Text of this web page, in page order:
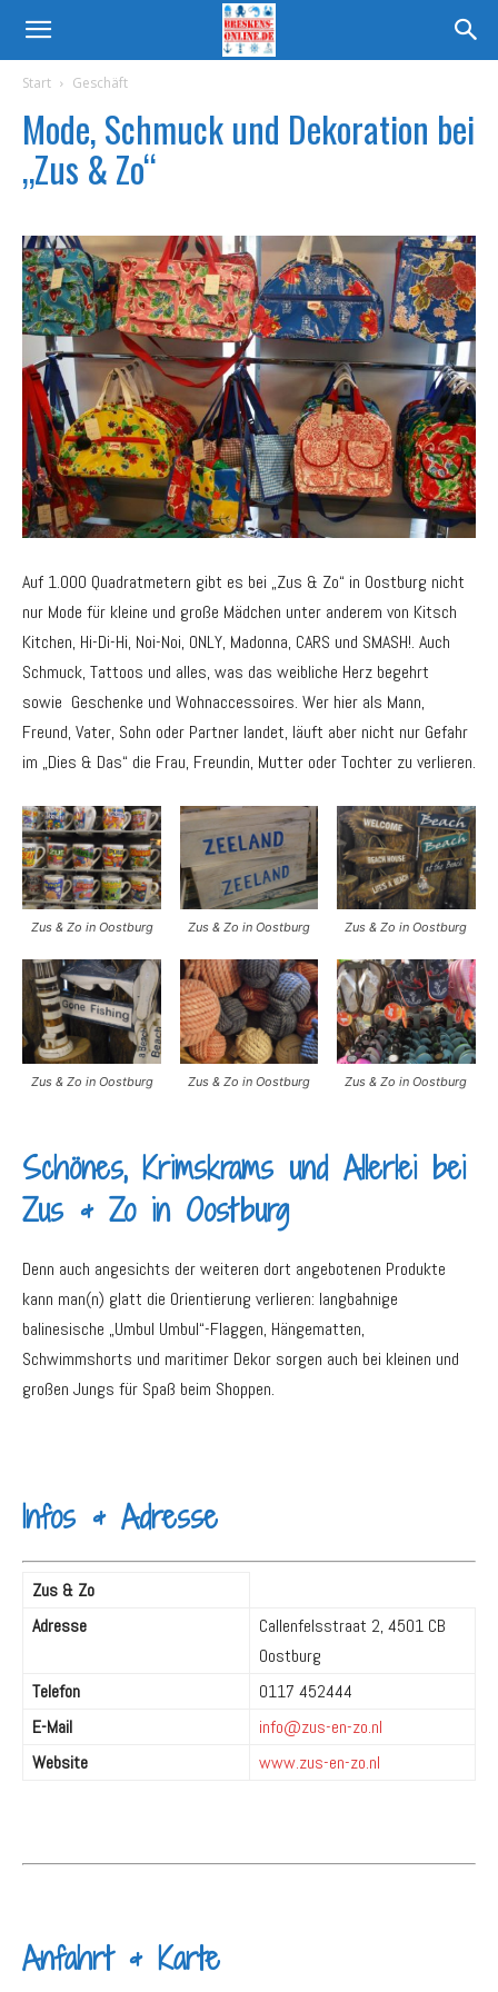
Start Geschäft
Mode, Schmuck und Dekoration bei
„Zus & Zo“
Auf 1.000 Quadratmetern gibt es bei „Zus & Zo“ in Oostburg nicht
nur Mode für kleine und große Mädchen unter anderem von Kitsch
Kitchen, Hi-Di-Hi, Noi-Noi, ONLY, Madonna, CARS und SMASH!. Auch
Schmuck, Tattoos und alles, was das weibliche Herz begehrt
sowie Geschenke und Wohnaccessoires. Wer hier als Mann,
Freund, Vater, Sohn oder Partner landet, läuft aber nicht nur Gefahr
im „Dies & Das“ die Frau, Freundin, Mutter oder Tochter zu verlieren.
Zus & Zo in Oostburg Zus & Zo in Oostburg Zus & Zo in Oostburg
Zus & Zo in Oostburg Zus & Zo in Oostburg Zus & Zo in Oostburg
Schönes, Krimskrams und Allerlei bei
Zus & Zo in Oostburg
Denn auch angesichts der weiteren dort angebotenen Produkte
kann man(n) glatt die Orientierung verlieren: langbahnige
balinesische „Umbul Umbul“-Flaggen, Hängematten,
Schwimmshorts und maritimer Dekor sorgen auch bei kleinen und
großen Jungs für Spaß beim Shoppen.
Infos & Adresse
Zus & Zo
Adresse
Callenfelsstraat 2, 4501 CB
Oostburg
Telefon
0117 452444
E-Mail
info@zus-en-zo.nl
Website
www.zus-en-zo.nl
Anfahrt & Karte